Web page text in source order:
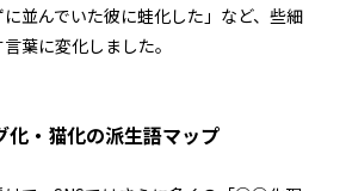
並んでいた彼に蛙化した」など、些細
葉に変化しました。
化・猫化の派生語マップ